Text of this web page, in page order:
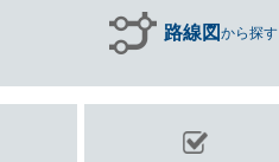
路線図から探す